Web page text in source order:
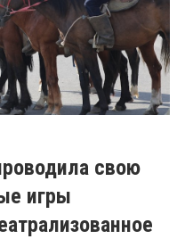
свою
игры